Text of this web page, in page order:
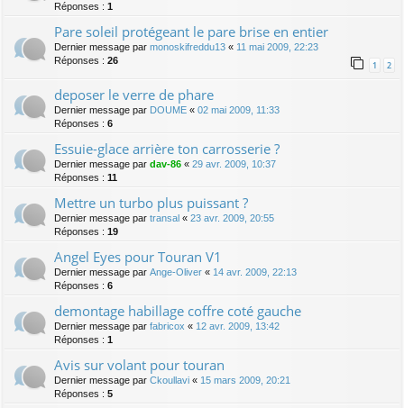
Réponses : 1
Pare soleil protégeant le pare brise en entier
Dernier message par monoskifreddu13 « 11 mai 2009, 22:23
Réponses : 26 1 2
deposer le verre de phare
Dernier message par DOUME « 02 mai 2009, 11:33
Réponses : 6
Essuie-glace arrière ton carrosserie ?
Dernier message par dav-86 « 29 avr. 2009, 10:37
Réponses : 11
Mettre un turbo plus puissant ?
Dernier message par transal « 23 avr. 2009, 20:55
Réponses : 19
Angel Eyes pour Touran V1
Dernier message par Ange-Oliver « 14 avr. 2009, 22:13
Réponses : 6
demontage habillage coffre coté gauche
Dernier message par fabricox « 12 avr. 2009, 13:42
Réponses : 1
Avis sur volant pour touran
Dernier message par Ckoullavi « 15 mars 2009, 20:21
Réponses : 5